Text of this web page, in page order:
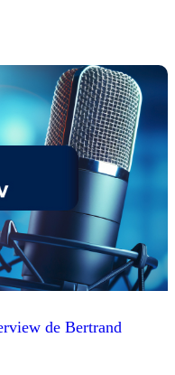
de Bertrand